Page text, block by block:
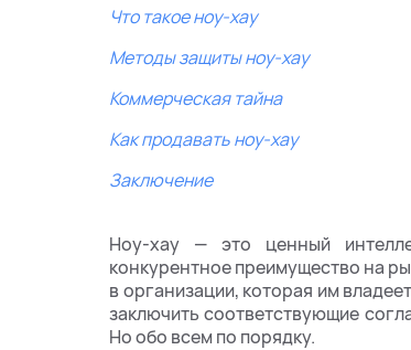
Что такое ноу-хау
Методы защиты ноу-хау
Коммерческая тайна
Как продавать ноу-хау
Заключение
Ноу-хау — это ценный
конкурентное преимущество на
в организации, которая им
заключить соответствующие
Но обо всем по порядку.